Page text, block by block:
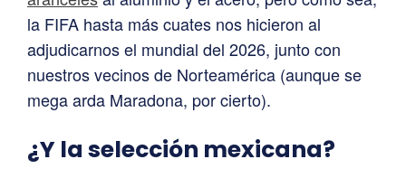
la FIFA hasta más cuates nos hicieron al
adjudicarnos el mundial del 2026, junto con
nuestros vecinos de Norteamérica (aunque se
mega arda Maradona, por cierto).
¿Y la selección mexicana?